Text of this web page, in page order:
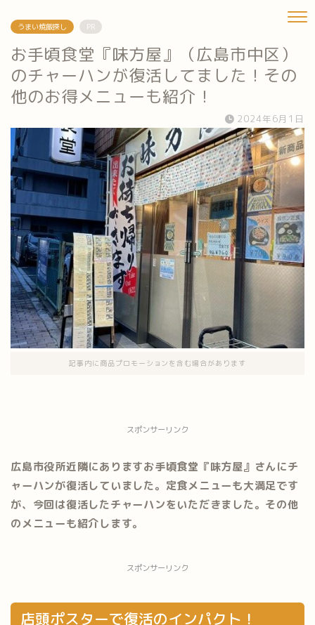
うまい焼飯探し PR
お手頃食堂『味方屋』（広島市中区）
のチャーハンが復活してました！その
他のお得メニューも紹介！
2024年6月1日
記事内に商品プロモーションを含む場合があります
スポンサーリンク
広島市役所近隣にありますお手頃食堂『味方屋』さんにチ
ャーハンが復活していました。定食メニューも大満足です
が、今回は復活したチャーハンをいただきました。その他
のメニューも紹介します。
スポンサーリンク
店頭ポスターで復活のインパクト！